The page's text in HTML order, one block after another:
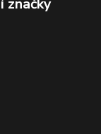
značky